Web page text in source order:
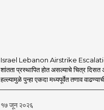
Israel Lebanon Airstrike Escalation
शांतता प्रस्थापित होत असल्याचे चित्र
हल्ल्यामुळे पुन्हा एकदा मध्यपूर्वेत तणाव
१७ जून २०२६